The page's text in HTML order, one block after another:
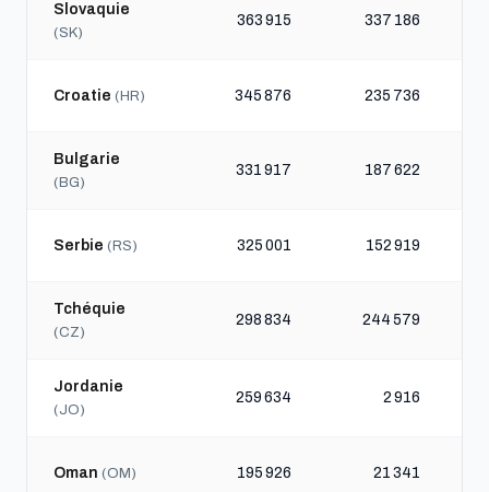
Slovaquie
(SK)
363 915 337 186
Croatie (HR) 345 876 235 736
Bulgarie
(BG)
331 917 187 622
Serbie (RS) 325 001 152 919
Tchéquie
(CZ)
298 834 244 579
Jordanie
(JO)
259 634 2 916
Oman (OM) 195 926 21 341